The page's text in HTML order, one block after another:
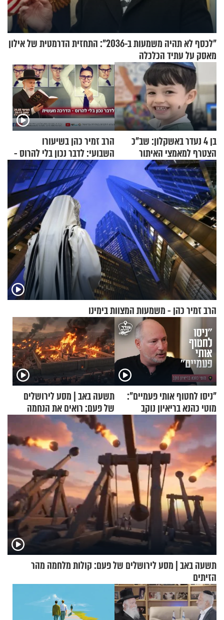
"לכסף לא תהיה משמעות ב-2036": התחזית הדרמטית של אילון
מאסק על עתיד הכלכלה
בן 4 נעדר באשקלון: שב"כ
הצטרף למאמצי האיתור
הרב זמיר כהן בשיעורו
השבועי: לדבר נכון בלי להרוס -
הדרכה מעשית
הרב זמיר כהן - משמעות המצוות בימינו
"ניסו לחטוף אותי פעמיים":
מוטי כהנא בריאיון נוקב
תשעה באב | מסע לירושלים
של פעם: רואים את הנחמה
תשעה באב | מסע לירושלים של פעם: קולות מלחמה מהר
הזיתים